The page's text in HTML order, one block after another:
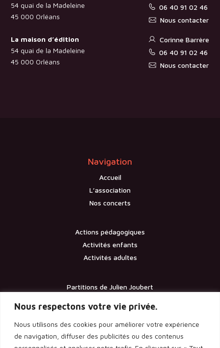
Nous respectons votre vie privée.
Nous utilisons des cookies pour améliorer votre expérience
de navigation, diffuser des publicités ou des contenus
54 quai de la Madeleine
45 000 Orléans
06 40 91 02 46
Nous contacter
La maison d’édition
54 quai de la Madeleine
45 000 Orléans
Corinne Barrère
06 40 91 02 46
Nous contacter
Navigation
Accueil
L’association
Nos concerts
Actions pédagogiques
Activités enfants
Activités adultes
Partitions de Julien Joubert
Documents